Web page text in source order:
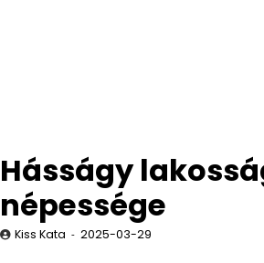
Hásságy
népessége
Kiss Kata 2025-03-29